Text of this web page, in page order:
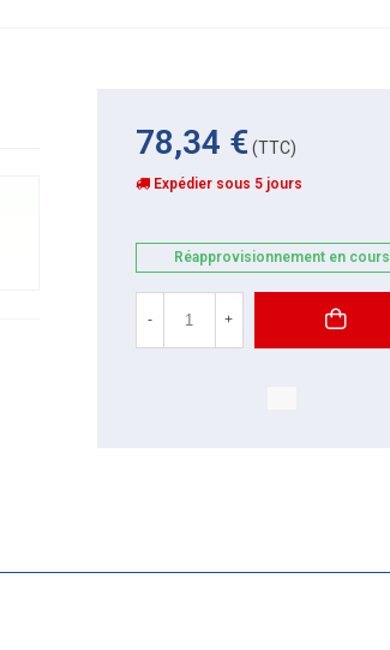
78,34 €(TTC)
Expédier sous 5 jours
Réapprovisionnement en cours
- +